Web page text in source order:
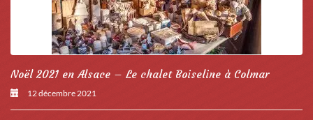
Noël 2021 en Alsace – Le chalet Boiseline à Colmar
12 décembre 2021